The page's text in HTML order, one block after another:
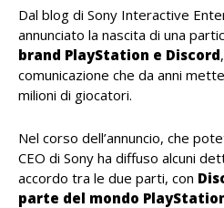
Dal blog di Sony Interactive
annunciato la nascita di una
brand PlayStation e Discord
comunicazione che da anni
milioni di giocatori.
Nel corso dell’annuncio, che
CEO di Sony ha diffuso alcuni
accordo tra le due parti, con
parte del mondo